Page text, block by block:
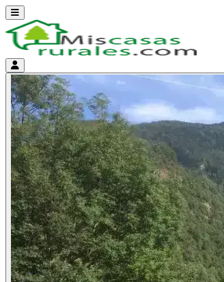
Abrir menú
Menú de cuenta